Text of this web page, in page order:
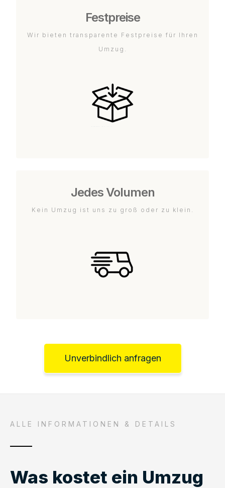
Festpreise
Wir bieten transparente Festpreise für Ihren
Umzug.
Jedes Volumen
Kein Umzug ist uns zu groß oder zu klein.
Unverbindlich anfragen
ALLE INFORMATIONEN & DETAILS
Was kostet ein Umzug